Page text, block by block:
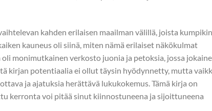
kahden erilaisen maailman välillä, joista kumpikin
kauneus oli siinä, miten nämä erilaiset näkökulmat
monimutkainen verkosto juonia ja petoksia, jossa
kirjan potentiaalia ei ollut täysin hyödynnetty, mutta
ja ajatuksia herättävä lukukokemus. Tämä kirja on
kerronta voi pitää sinut kiinnostuneena ja sijoittuneena